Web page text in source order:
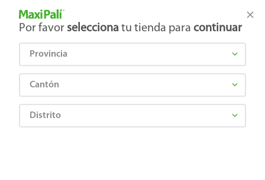
Tienda Maxi Palí
Por favor selecciona tu tienda para continuar
Provincia
Cantón
Distrito